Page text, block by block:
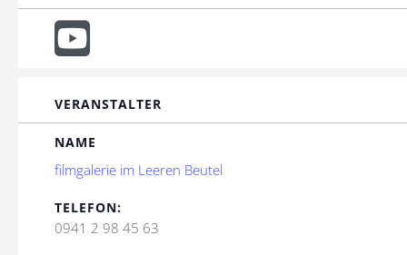
VERANSTALTER
NAME
filmgalerie im Leeren Beutel
TELEFON:
0941 2 98 45 63